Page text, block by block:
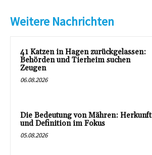
Weitere Nachrichten
41 Katzen in Hagen zurückgelassen:
Behörden und Tierheim suchen
Zeugen
06.08.2026
Die Bedeutung von Mähren: Herkunft
und Definition im Fokus
05.08.2026